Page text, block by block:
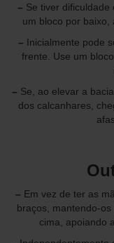
– Se tiver
um bloco por baixo,
– Inicialmente pode
frente. Use um
– Se, ao elevar a
dos calcanhares,
– Em vez de ter as
braços, mantendo-
cima, apoiando